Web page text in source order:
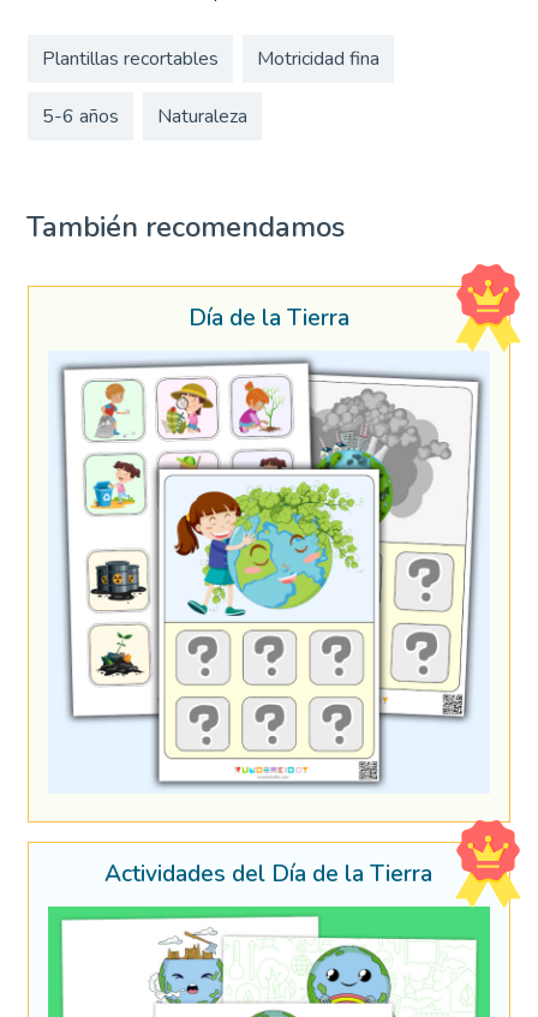
Plantillas recortables Motricidad fina
5-6 años Naturaleza
También recomendamos
Día de la Tierra
Actividades del Día de la Tierra